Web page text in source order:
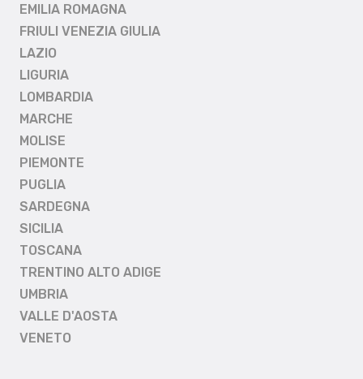
EMILIA ROMAGNA
FRIULI VENEZIA GIULIA
LAZIO
LIGURIA
LOMBARDIA
MARCHE
MOLISE
PIEMONTE
PUGLIA
SARDEGNA
SICILIA
TOSCANA
TRENTINO ALTO ADIGE
UMBRIA
VALLE D'AOSTA
VENETO